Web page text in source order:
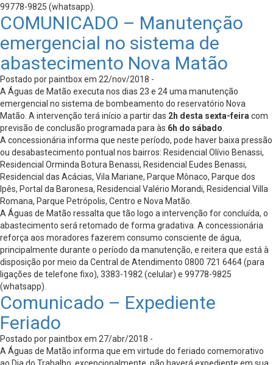
99778-9825 (whatsapp).
COMUNICADO – Manutenção
emergencial no sistema de
abastecimento Nova Matão
Postado por paintbox em 22/nov/2018 -
A Águas de Matão executa nos dias 23 e 24 uma manutenção
emergencial no sistema de bombeamento do reservatório Nova
Matão. A intervenção terá início a partir das 2h desta sexta-feira com
previsão de conclusão programada para às 6h do sábado
A concessionária informa que neste período, pode haver baixa pressão
ou desabastecimento pontual nos bairros: Residencial Olívio Benassi,
Residencial Orminda Botura Benassi, Residencial Eudes Benassi,
Residencial das Acácias, Vila Mariane, Parque Mônaco, Parque dos
Ipês, Portal da Baronesa, Residencial Valério Morandi, Residencial Villa
Romana, Parque Petrópolis, Centro e Nova Matão.
A Águas de Matão ressalta que tão logo a intervenção for concluída, o
abastecimento será retomado de forma gradativa. A concessionária
reforça aos moradores fazerem consumo consciente de água,
principalmente durante o período da manutenção, e reitera que está à
disposição por meio da Central de Atendimento 0800 721 6464 (para
ligações de telefone fixo), 3383-1982 (celular) e 99778-9825
(whatsapp).
Comunicado – Expediente
Feriado
Postado por paintbox em 27/abr/2018 -
A Águas de Matão informa que em virtude do feriado comemorativo